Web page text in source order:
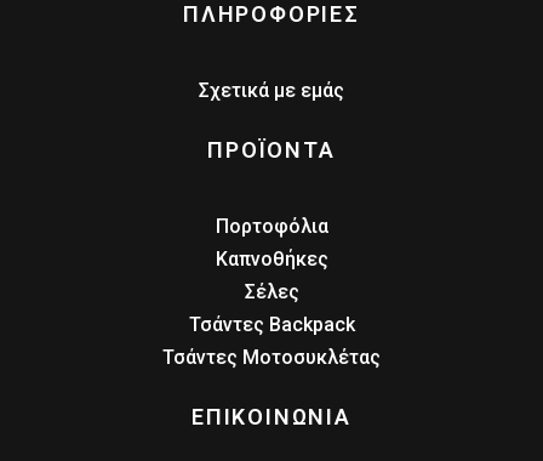
ΠΛΗΡΟΦΟΡΙΕΣ
Σχετικά με εμάς
ΠΡΟΪΟΝΤΑ
Πορτοφόλια
Καπνοθήκες
Σέλες
Τσάντες Backpack
Τσάντες Μοτοσυκλέτας
ΕΠΙΚΟΙΝΩΝΙΑ